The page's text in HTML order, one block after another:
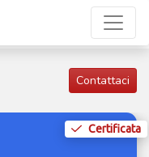
Contattaci
Certificata